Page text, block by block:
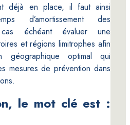
déjà en place, il faut ainsi
d’amortissement des
cas échéant évaluer une
et régions limitrophes afin
géographique optimal qui
mesures de prévention dans
le mot clé est :